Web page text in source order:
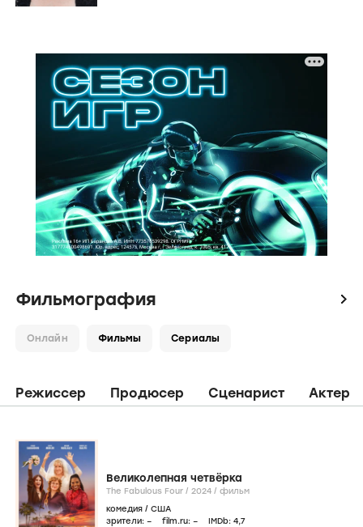
Фильмография icon
Онлайн Фильмы Сериалы
Режиссер Продюсер Сценарист Актер
Великолепная четвёрка
The Fabulous Four / 2024 / фильм
комедия / США
зрители: – film.ru: – IMDb: 4,7